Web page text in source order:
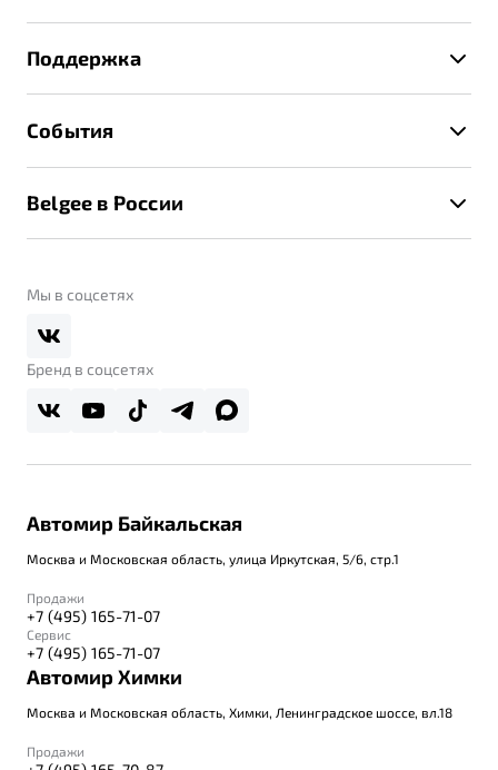
Получить предложение
Страхование
Расчет КАСКО
Техническое обслуживание
Калькулятор ТО
Поддержка
Помощь на дорогах
Belgee Линк
Реферальная программа
События
Belgee в России
О дилерском центре
Правовая информация
Мы в соцсетях
Бренд в соцсетях
Автомир Байкальская
Москва и Московская область, улица Иркутская, 5/6, стр.1
Продажи
+7 (495) 165-71-07
Сервис
+7 (495) 165-71-07
Автомир Химки
Москва и Московская область, Химки, Ленинградское шоссе, вл.18
Продажи